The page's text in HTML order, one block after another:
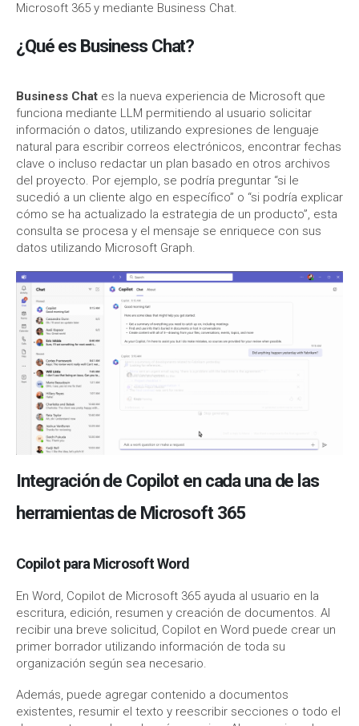
Microsoft 365 y mediante Business Chat.
¿Qué es Business Chat?
Business Chat es la nueva experiencia de Microsoft que
funciona mediante LLM permitiendo al usuario solicitar
información o datos, utilizando expresiones de lenguaje
natural para escribir correos electrónicos, encontrar fechas
clave o incluso redactar un plan basado en otros archivos
del proyecto. Por ejemplo, se podría preguntar “si le
sucedió a un cliente algo en específico” o “si podría explicar
cómo se ha actualizado la estrategia de un producto”, esta
consulta se procesa y el mensaje se enriquece con sus
datos utilizando Microsoft Graph.
Integración de Copilot en cada una de las
herramientas de Microsoft 365
Copilot para Microsoft Word
En Word, Copilot de Microsoft 365 ayuda al usuario en la
escritura, edición, resumen y creación de documentos. Al
recibir una breve solicitud, Copilot en Word puede crear un
primer borrador utilizando información de toda su
organización según sea necesario.
Además, puede agregar contenido a documentos
existentes, resumir el texto y reescribir secciones o todo el